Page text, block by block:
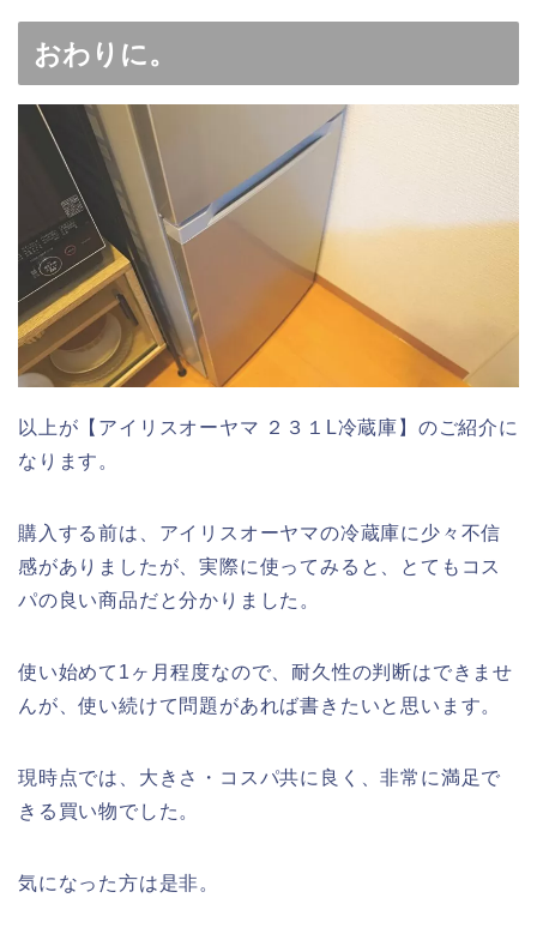
おわりに。
以上が【アイリスオーヤマ ２３１L冷蔵庫】のご紹介に
なります。
購入する前は、アイリスオーヤマの冷蔵庫に少々不信
感がありましたが、実際に使ってみると、とてもコス
パの良い商品だと分かりました。
使い始めて1ヶ月程度なので、耐久性の判断はできませ
んが、使い続けて問題があれば書きたいと思います。
現時点では、大きさ・コスパ共に良く、非常に満足で
きる買い物でした。
気になった方は是非。